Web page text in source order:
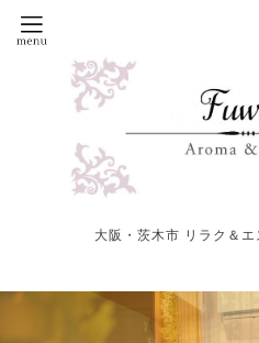
大阪・茨木市 リラク＆